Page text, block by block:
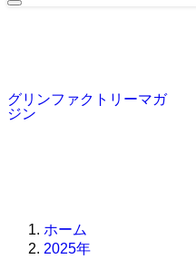
グリンファクトリーマガ
ジン
ホーム
2025年